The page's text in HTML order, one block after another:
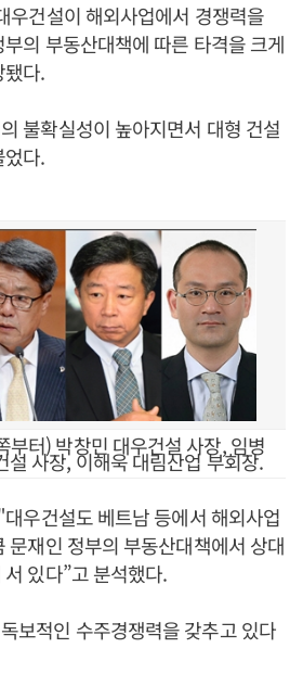
우건설이 해외사업에서 경쟁력을
의 부동산대책에 따른 타격을 크게
다.
불확실성이 높아지면서 대형 건설
다.
터) 박창민 대우건설 사장, 임병
설 사장, 이해욱 대림산업 부회장.
우건설도 베트남 등에서 해외사업
문재인 정부의 부동산대책에서 상대
있다”고 분석했다.
보적인 수주경쟁력을 갖추고 있다